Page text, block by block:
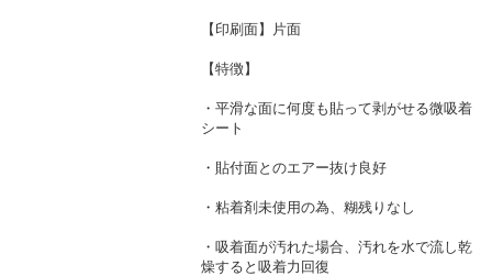
【印刷面】片面
【特徴】
・平滑な面に何度も貼って剥がせる微吸着
シート
・貼付面とのエアー抜け良好
・粘着剤未使用の為、糊残りなし
・吸着面が汚れた場合、汚れを水で流し乾
燥すると吸着力回復